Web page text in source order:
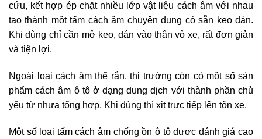
cứu, kết hợp ép chặt nhiều lớp vật liệu cách âm với nhau
tạo thành một tấm cách âm chuyên dụng có sẵn keo dán.
Khi dùng chỉ cần mở keo, dán vào thân vỏ xe, rất đơn giản
và tiện lợi.
Ngoài loại cách âm thể rắn, thị trường còn có một số sản
phẩm cách âm ô tô ở dạng dung dịch với thành phần chủ
yếu từ nhựa tổng hợp. Khi dùng thì xịt trực tiếp lên tôn xe.
Một số loại tấm cách âm chống ồn ô tô được đánh giá cao